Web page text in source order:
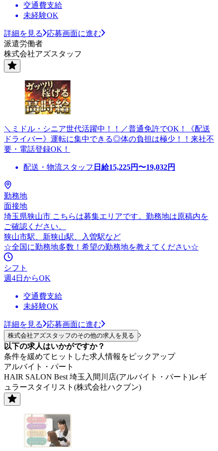
交通費支給
未経験OK
詳細を見る
応募画面に進む
派遣労働者
株式会社アズスタッフ
＼ミドル・シニア世代活躍中！！／普通免許でOK！《配送
ドライバー》運転に集中できる◎体の負担は極少！！来社不
要・電話登録OK！
配送・物流スタッフ 日給15,225円〜19,032円
勤務地
面接地
埼玉県狭山市 こちらは募集エリアです。勤務地は原稿内を
ご確認ください。
狭山市駅、新狭山駅、入曽駅など
☆全国に勤務地多数！希望の勤務地を教えてください☆
シフト
週4日からOK
交通費支給
未経験OK
詳細を見る 応募画面に進む
株式会社アズスタッフのその他の求人を見る
以下の求人はいかがですか？
条件を緩めてヒットした求人情報をピックアップ
アルバイト・パート
HAIR SALON Best 埼玉入間川店(アルバイト・パート)レギ
ュラースタイリスト(株式会社ハクブン)